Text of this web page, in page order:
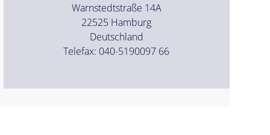
Warnstedtstraße 14A
22525 Hamburg
Deutschland
Telefax: 040-5190097 66